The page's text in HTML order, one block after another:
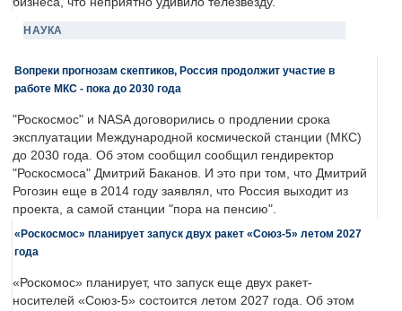
НАУКА
Вопреки прогнозам скептиков, Россия продолжит участие в
работе МКС - пока до 2030 года
"Роскосмос" и NASA договорились о продлении срока
эксплуатации Международной космической станции (МКС)
до 2030 года. Об этом сообщил сообщил гендиректор
"Роскосмоса" Дмитрий Баканов. И это при том, что Дмитрий
Рогозин еще в 2014 году заявлял, что Россия выходит из
проекта, а самой станции "пора на пенсию".
«Роскосмос» планирует запуск двух ракет «Союз-5» летом 2027
года
«Роскомос» планирует, что запуск еще двух ракет-
носителей «Союз-5» состоится летом 2027 года. Об этом